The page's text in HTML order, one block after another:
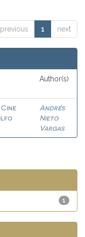
previous 1 next
Author(s)
Andrés
Nieto
Vargas
1